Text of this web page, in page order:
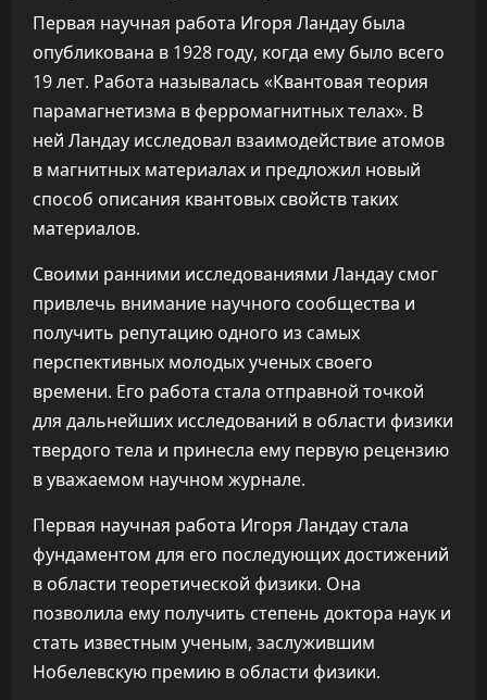
Первая научная работа Игоря Ландау была
опубликована в 1928 году, когда ему было всего
19 лет. Работа называлась «Квантовая теория
парамагнетизма в ферромагнитных телах». В
ней Ландау исследовал взаимодействие атомов
в магнитных материалах и предложил новый
способ описания квантовых свойств таких
материалов.
Своими ранними исследованиями Ландау смог
привлечь внимание научного сообщества и
получить репутацию одного из самых
перспективных молодых ученых своего
времени. Его работа стала отправной точкой
для дальнейших исследований в области физики
твердого тела и принесла ему первую рецензию
в уважаемом научном журнале.
Первая научная работа Игоря Ландау стала
фундаментом для его последующих достижений
в области теоретической физики. Она
позволила ему получить степень доктора наук и
стать известным ученым, заслужившим
Нобелевскую премию в области физики.